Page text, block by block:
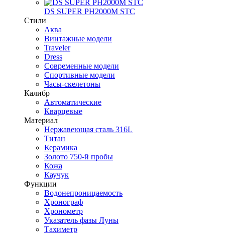
DS SUPER PH2000M STC
Стили
Аква
Винтажные модели
Traveler
Dress
Современные модели
Спортивные модели
Часы-скелетоны
Калибр
Автоматические
Кварцевые
Материал
Нержавеющая сталь 316L
Титан
Керамика
Золото 750-й пробы
Кожа
Каучук
Функции
Водонепроницаемость
Хронограф
Хронометр
Указатель фазы Луны
Тахиметр